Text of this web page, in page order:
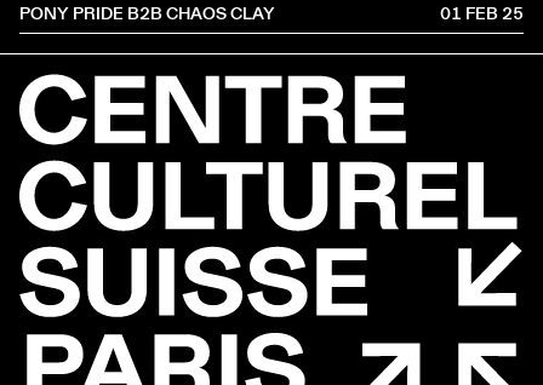
PONY PRIDE B2B CHAOS CLAY
01 FEB2025